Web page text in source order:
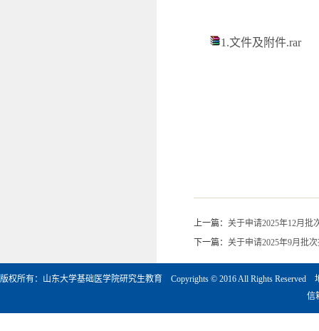
1.文件及附件.rar
上一篇： 关于申请2025年12月批
下一篇： 关于申请2025年9月批
版权所有：山东大学基础医学院研究生教育 Copyrights © 2016 All Rights
信